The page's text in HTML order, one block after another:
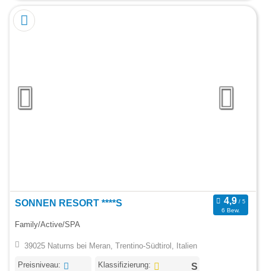
SONNEN RESORT ****S
6 Bew.
Family/Active/SPA
39025 Naturns bei Meran, Trentino-Südtirol, Italien
Preisniveau: Klassifizierung: